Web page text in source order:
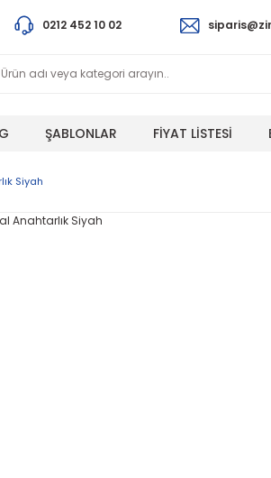
0212 452 10 02
ŞABLONLAR FİYAT LİSTESİ
Siyah